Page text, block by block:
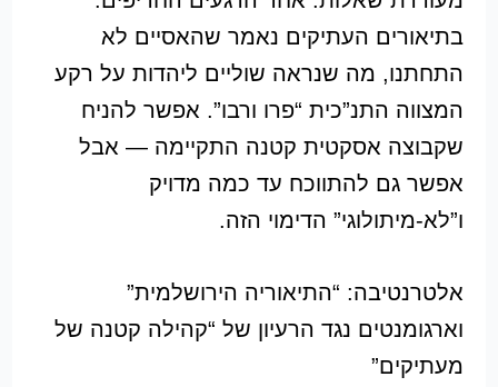
בתיאורים העתיקים נאמר שהאסיים לא
התחתנו, מה שנראה שוליים ליהדות על רקע
המצווה התנ”כית “פרו ורבו”. אפשר להניח
שקבוצה אסקטית קטנה התקיימה — אבל
אפשר גם להתווכח עד כמה מדויק
ו”לא-מיתולוגי” הדימוי הזה.
אלטרנטיבה: “התיאוריה הירושלמית”
וארגומנטים נגד הרעיון של “קהילה קטנה של
מעתיקים”